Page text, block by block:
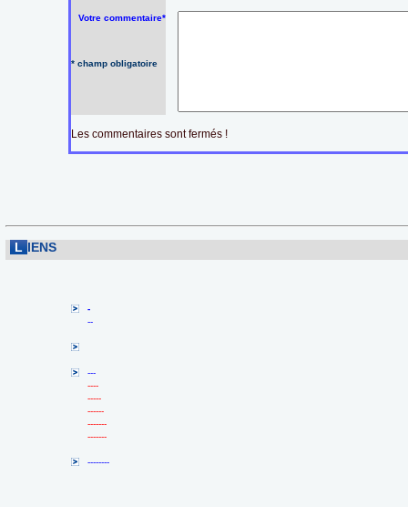
Votre commentaire*
* champ obligatoire
Les commentaires sont fermés !
L IENS
-
--
---
----
-----
------
-------
-------
--------